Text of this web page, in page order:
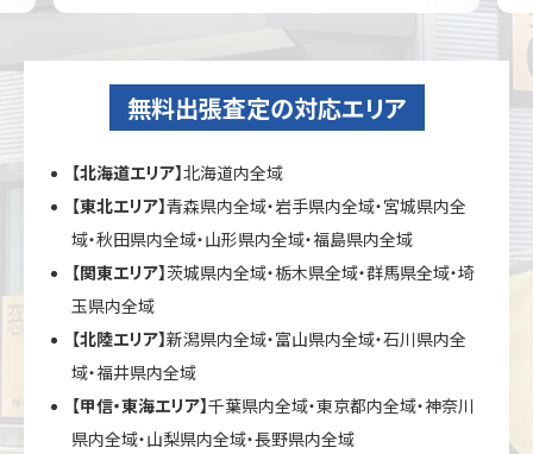
無料出張査定の対応エリア
【北海道エリア】北海道内全域
【東北エリア】青森県内全域・岩手県内全域・宮城県内全
域・秋田県内全域・山形県内全域・福島県内全域
【関東エリア】茨城県内全域・栃木県全域・群馬県全域・埼
玉県内全域
【北陸エリア】新潟県内全域・富山県内全域・石川県内全
域・福井県内全域
【甲信・東海エリア】千葉県内全域・東京都内全域・神奈川
県内全域・山梨県内全域・長野県内全域